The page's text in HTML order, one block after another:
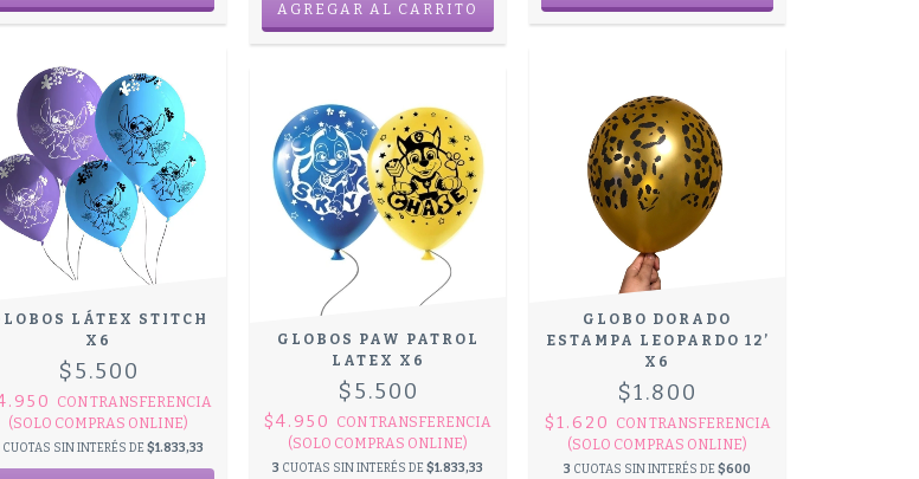
LÁTEX STITCH
X6
$5.500
CONTRANSFERENCIA
(SOLO COMPRAS ONLINE)
CUOTAS SIN INTERÉS DE$1.833,33
GLOBOS PAW PATROL
LATEX X6
$5.500
$4.950 CONTRANSFERENCIA
(SOLO COMPRAS ONLINE)
3 CUOTAS SIN INTERÉS DE$1.833,33
GLOBO DORADO
ESTAMPA LEOPARDO 12’
X6
$1.800
$1.620 CONTRANSFERENCIA
(SOLO COMPRAS ONLINE)
3 CUOTAS SIN INTERÉS DE$600